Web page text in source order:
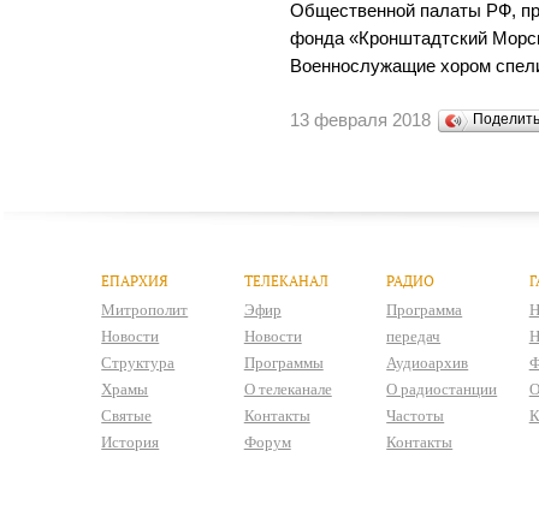
Общественной палаты РФ,
фонда «Кронштадтский
Военнослужащие хором
13 февраля 2018
ЕПАРХИЯ
Митрополит
Новости
Структура
Храмы
Святые
История
ТЕЛЕКАНАЛ
Эфир
Новости
Программы
О телеканале
Контакты
Форум
РАДИО
Программа
передач
Аудиоархив
О радиостанции
Частоты
Контакты